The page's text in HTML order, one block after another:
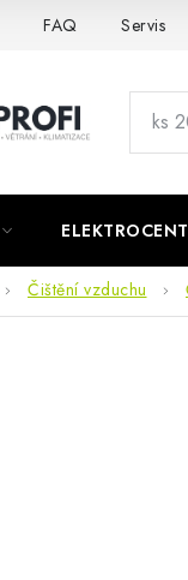
FAQ Servis
Čištění vzduchu